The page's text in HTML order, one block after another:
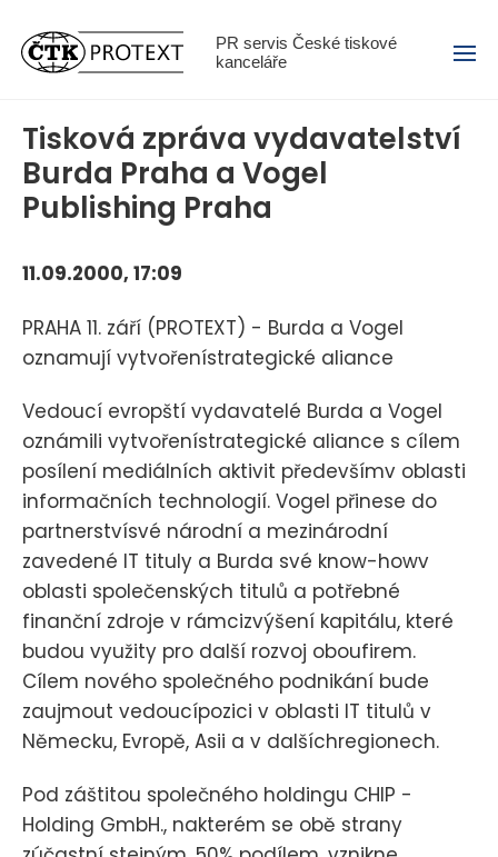
PR servis České tiskové
kanceláře
Menu
Tisková zpráva vydavatelství
Burda Praha a Vogel
Publishing Praha
11.09.2000, 17:09
PRAHA 11. září (PROTEXT) - Burda a Vogel
oznamují vytvořenístrategické aliance
Vedoucí evropští vydavatelé Burda a Vogel
oznámili vytvořenístrategické aliance s cílem
posílení mediálních aktivit předevšímv oblasti
informačních technologií. Vogel přinese do
partnerstvísvé národní a mezinárodní
zavedené IT tituly a Burda své know-howv
oblasti společenských titulů a potřebné
finanční zdroje v rámcizvýšení kapitálu, které
budou využity pro další rozvoj oboufirem.
Cílem nového společného podnikání bude
zaujmout vedoucípozici v oblasti IT titulů v
Německu, Evropě, Asii a v dalšíchregionech.
Pod záštitou společného holdingu CHIP -
Holding GmbH., nakterém se obě strany